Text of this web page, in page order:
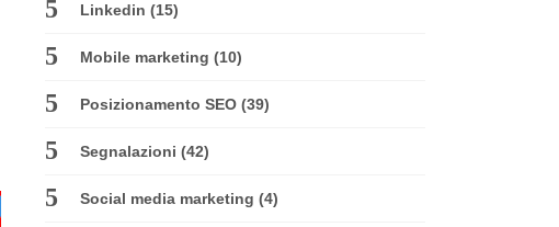
Linkedin (15)
Mobile marketing (10)
Posizionamento SEO (39)
Segnalazioni (42)
Social media marketing (4)